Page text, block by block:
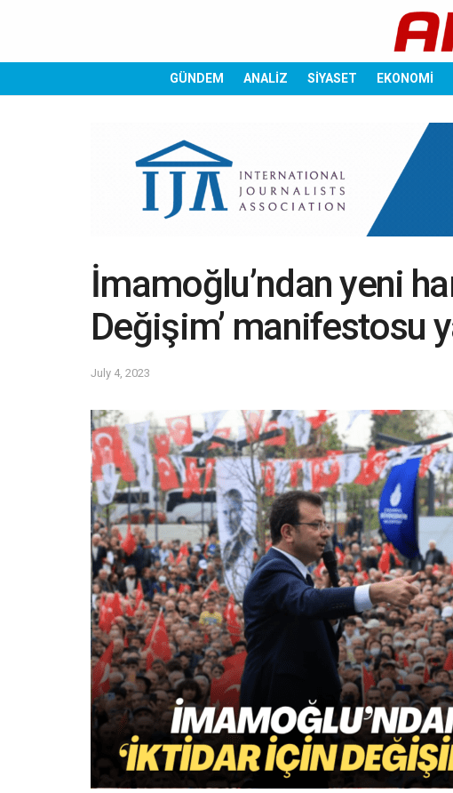
GÜNDEM ANALİZ SİYASET EKONOMİ
İmamoğlu’ndan yeni
Değişim’ manifestosu
July 4, 2023